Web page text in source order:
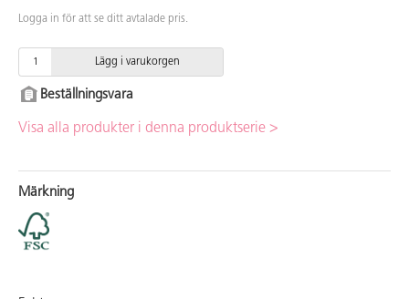
Logga in för att se ditt avtalade pris.
Lägg i varukorgen
Beställningsvara
Visa alla produkter i denna produktserie >
Märkning